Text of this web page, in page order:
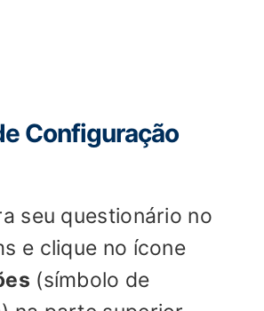
Configuração
seu questionário no
e clique no ícone
(símbolo de